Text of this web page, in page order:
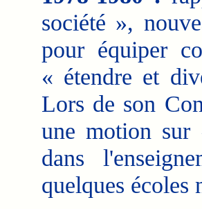
société »,
pour équiper
« étendre et
Lors de son
une motion sur
dans
quelques écoles